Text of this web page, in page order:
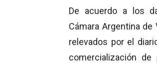
De acuerdo a los
Cámara Argentina de
relevados por el
comercialización